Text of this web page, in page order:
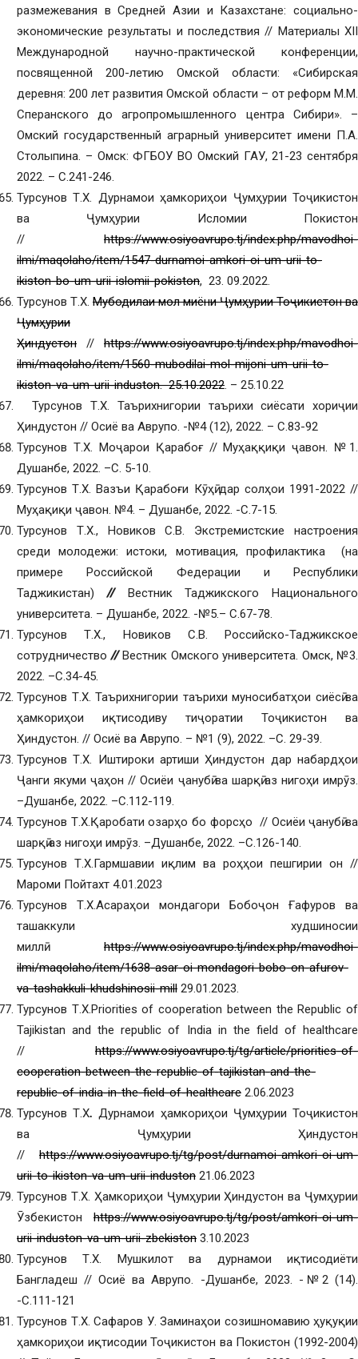
размежевания в Средней Азии и Казахстане: социально-
экономические результаты и последствия // Материалы XII
Международной научно-практической конференции,
посвященной 200-летию Омской области: «Сибирская
деревня: 200 лет развития Омской области – от реформ М.М.
Сперанского до агропромышленного центра Сибири». –
Омский государственный аграрный университет имени П.А.
Столыпина. – Омск: ФГБОУ ВО Омский ГАУ, 21-23 сентября
2022. – С.241-246.
Турсунов Т.Х. Дурнамои ҳамкориҳои Ҷумҳурии Тоҷикистон
ва Ҷумҳурии Исломии Покистон
// https://www.osiyoavrupo.tj/index.php/mavodhoi-
ilmi/maqolaho/item/1547-durnamoi-amkori-oi-um-urii-to-
ikiston-bo-um-urii-islomii-pokiston, 23. 09.2022.
Турсунов Т.Х. Мубодилаи мол миёни Ҷумҳурии Тоҷикистон ва
Ҷумҳурии
Ҳиндустон // https://www.osiyoavrupo.tj/index.php/mavodhoi-
ilmi/maqolaho/item/1560-mubodilai-mol-mijoni-um-urii-to-
ikiston-va-um-urii-induston. 25.10.2022. – 25.10.22
Турсунов Т.Х. Таърихнигории таърихи сиёсати хориҷии
Ҳиндустон // Осиё ва Аврупо. -№4 (12), 2022. – С.83-92
Турсунов Т.Х. Моҷарои Қарабоғ // Муҳаққиқи ҷавон. №1.
Душанбе, 2022. –С. 5-10.
Турсунов Т.Х. Вазъи Қарабоғи Кӯҳӣ дар солҳои 1991-2022 //
Муҳақиқи ҷавон. №4. – Душанбе, 2022. -С.7-15.
Турсунов Т.Х., Новиков С.В. Экстремистские настроения
среди молодежи: истоки, мотивация, профилактика (на
примере Российской Федерации и Республики
Таджикистан)// Вестник Таджикского Национального
университета. – Душанбе, 2022. -№5.– С.67-78.
Турсунов Т.Х., Новиков С.В. Российско-Таджикское
сотрудничество //Вестник Омского университета. Омск, №3.
2022. –С.34-45.
Турсунов Т.Х. Таърихнигории таърихи муносибатҳои сиёсӣ ва
ҳамкориҳои иқтисодиву тиҷоратии Тоҷикистон ва
Ҳиндустон. // Осиё ва Аврупо. – №1 (9), 2022. –С. 29-39.
Турсунов Т.Х. Иштироки артиши Ҳиндустон дар набардҳои
Ҷанги якуми ҷаҳон // Осиёи ҷанубӣ ва шарқӣ аз нигоҳи имрӯз.
–Душанбе, 2022. –С.112-119.
Турсунов Т.Х.Қаробати озарҳо бо форсҳо // Осиёи ҷанубӣ ва
шарқӣ аз нигоҳи имрӯз. –Душанбе, 2022. –С.126-140.
Турсунов Т.Х.Гармшавии иқлим ва роҳҳои пешгирии он //
Мароми Пойтахт 4.01.2023
Турсунов Т.Х.Асараҳои мондагори Бобоҷон Ғафуров ва
ташаккули худшиносии
миллӣ https://www.osiyoavrupo.tj/index.php/mavodhoi-
ilmi/maqolaho/item/1638-asar-oi-mondagori-bobo-on-afurov-
va-tashakkuli-khudshinosii-mill 29.01.2023.
Турсунов Т.Х.Priorities of cooperation between the Republic of
Tajikistan and the republic of India in the field of healthcare
// https://www.osiyoavrupo.tj/tg/article/priorities-of-
cooperation-between-the-republic-of-tajikistan-and-the-
republic-of-india-in-the-field-of-healthcare 2.06.2023
Турсунов Т.Х.Дурнамои ҳамкориҳои Ҷумҳурии Тоҷикистон
ва Ҷумҳурии Ҳиндустон
// https://www.osiyoavrupo.tj/tg/post/durnamoi-amkori-oi-um-
urii-to-ikiston-va-um-urii-induston 21.06.2023
Турсунов Т.Х. Ҳамкориҳои Ҷумҳурии Ҳиндустон ва Ҷумҳурии
Ӯзбекистон https://www.osiyoavrupo.tj/tg/post/amkori-oi-um-
urii-induston-va-um-urii-zbekiston 3.10.2023
Турсунов Т.Х. Мушкилот ва дурнамои иқтисодиёти
Бангладеш // Осиё ва Аврупо. -Душанбе, 2023. -№2 (14).
-С.111-121
Турсунов Т.Х. Сафаров У. Заминаҳои созишномавию ҳуқуқии
ҳамкориҳои иқтисодии Тоҷикистон ва Покистон (1992-2004)